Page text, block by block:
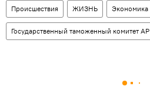
Происшествия ЖИЗНЬ Экономика
Государственный таможенный комитет АР